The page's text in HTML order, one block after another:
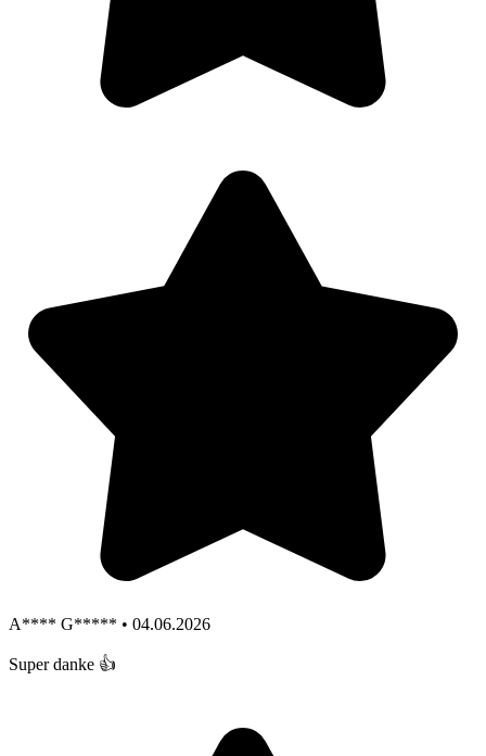
A**** G***** • 04.06.2026
Super danke 👍